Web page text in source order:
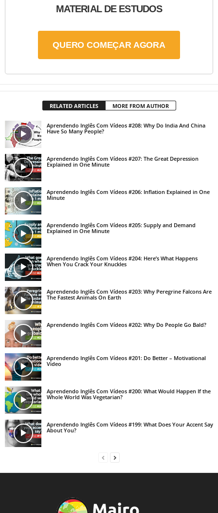
MATERIAL DE ESTUDOS
QUERO COMEÇAR AGORA
RELATED ARTICLES MORE FROM AUTHOR
Aprendendo Inglês Com Vídeos #208: Why Do India And China
Have So Many People?
Aprendendo Inglês Com Vídeos #207: The Great Depression
Explained in One Minute
Aprendendo Inglês Com Vídeos #206: Inflation Explained in One
Minute
Aprendendo Inglês Com Vídeos #205: Supply and Demand
Explained in One Minute
Aprendendo Inglês Com Vídeos #204: Here’s What Happens
When You Crack Your Knuckles
Aprendendo Inglês Com Vídeos #203: Why Peregrine Falcons Are
The Fastest Animals On Earth
Aprendendo Inglês Com Vídeos #202: Why Do People Go Bald?
Aprendendo Inglês Com Vídeos #201: Do Better – Motivational
Video
Aprendendo Inglês Com Vídeos #200: What Would Happen If the
Whole World Was Vegetarian?
Aprendendo Inglês Com Vídeos #199: What Does Your Accent Say
About You?